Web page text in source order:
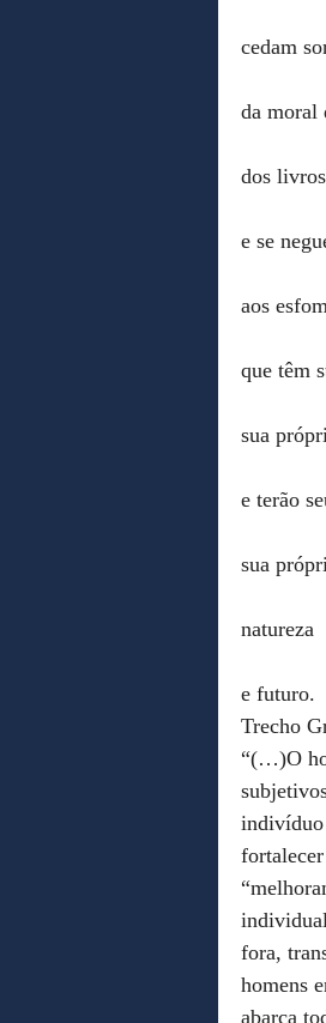
cedam
da moral
dos
e se
aos
que têm
sua
e terão
sua
natureza
e futuro.
Trecho
“(…)O
indivíduo
fora,
homens
abarca